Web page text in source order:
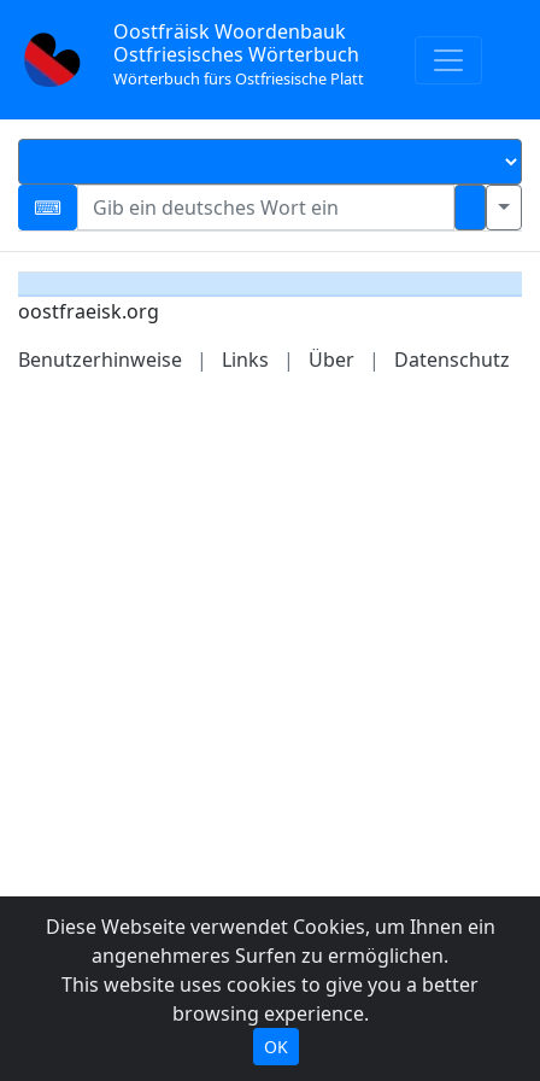
Oostfräisk Woordenbauk
Ostfriesisches Wörterbuch
Wörterbuch fürs Ostfriesische Platt
oostfraeisk.org
Benutzerhinweise
| Links | Über | Datenschutz
Diese Webseite verwendet Cookies, um Ihnen ein
angenehmeres Surfen zu ermöglichen.
This website uses cookies to give you a better
browsing experience.
OK